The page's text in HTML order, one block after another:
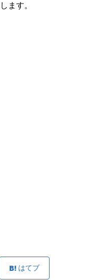
ます。
はてブ